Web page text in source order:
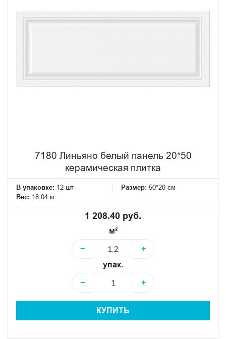
7180 Линьяно белый панель 20*50
керамическая плитка
В упаковке: 12 шт Размер: 50*20 см
Вес: 18.04 кг
1 208.40 руб.
м²
−
+
упак.
−
+
КУПИТЬ